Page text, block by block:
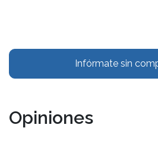
Infórmate sin
Opiniones